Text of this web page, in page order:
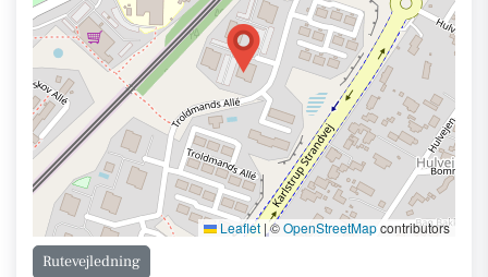
Leaflet |©OpenStreetMapcontributors
Rutevejledning